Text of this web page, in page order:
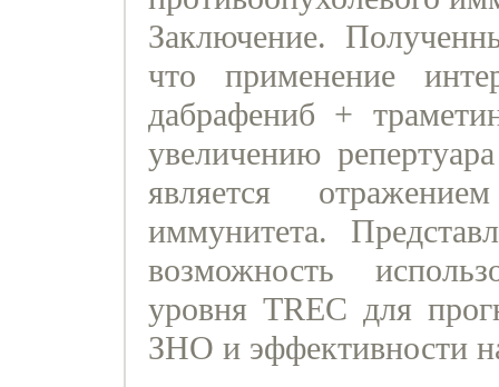
Заключение.
что применение
дабрафениб +
увеличению
является
иммунитета.
возможность
уровня TREC для
ЗНО и эффективности